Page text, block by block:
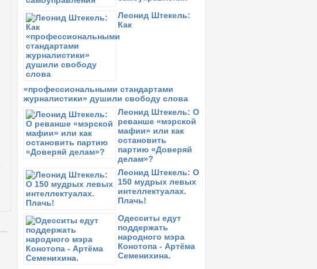
Леонид Штекель:
Как
«профессиональными стандартами
журналистики» душили свободу слова
Леонид Штекель: О
реванше «мэрской
мафии» или как
остановить
партию «Доверяй
делам»?
Леонид Штекель: О
150 мудрых левых
интеллектуалах.
Плачь!
Одесситы едут
поддержать
народного мэра
Конотопа - Артёма
Семенихина.